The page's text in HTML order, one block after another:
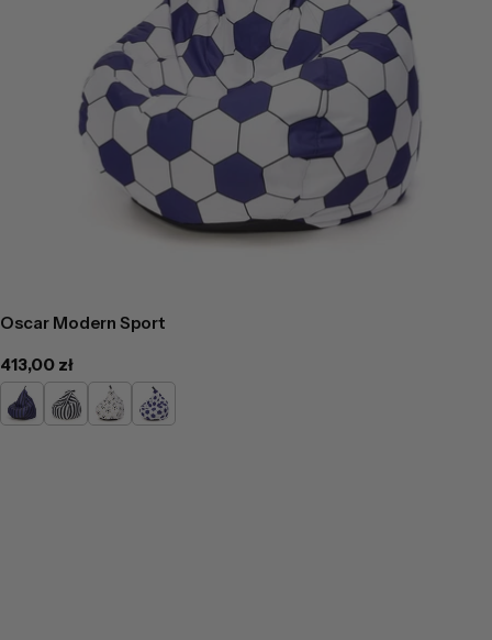
Oscar Modern Sport
Cena
regularna
413,00 zł
Paski
1
Paski
2
Piłka
1
Piłka
2